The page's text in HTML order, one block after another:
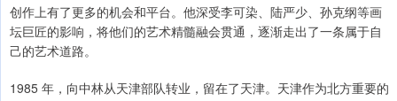
创作上有了更多的机会和平台。他深受李可染、陆严少、孙克纲等画
坛巨匠的影响，将他们的艺术精髓融会贯通，逐渐走出了一条属于自
己的艺术道路。
1985 年，向中林从天津部队转业，留在了天津。天津作为北方重要的